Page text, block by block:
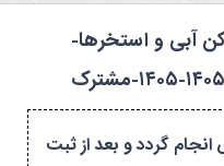
آبی و استخرها-
گردد و بعد از ثبت